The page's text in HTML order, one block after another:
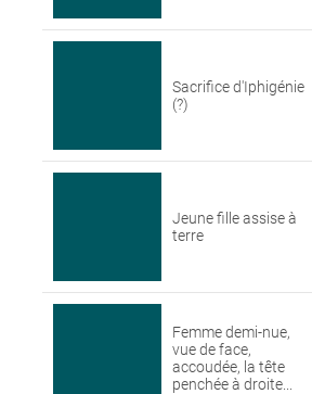
Sacrifice d'Iphigénie
(?)
Jeune fille assise à
terre
Femme demi-nue,
vue de face,
accoudée, la tête
penchée à droite...